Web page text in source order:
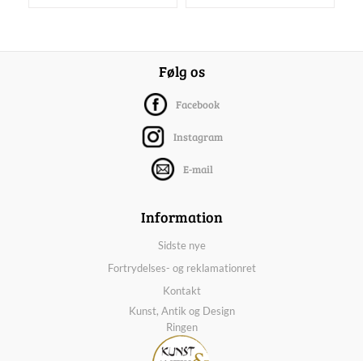
Følg os
Facebook
Instagram
E-mail
Information
Sidste nye
Fortrydelses- og reklamationret
Kontakt
Kunst, Antik og Design
Ringen